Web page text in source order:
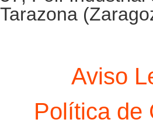
Tarazona
Aviso
Política de